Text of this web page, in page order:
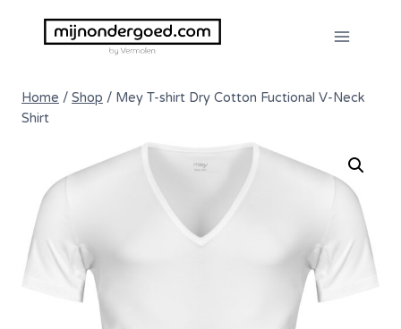
Home / Shop / Mey T-shirt Dry Cotton Fuctional V-Neck
Shirt